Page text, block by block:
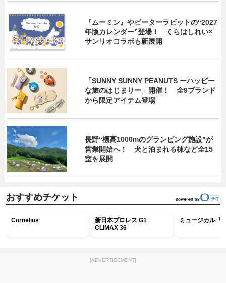
『ムーミン』やピーターラビットの“2027
年版カレンダー”登場！ くらはしれい×
サンリオコラボも新展開
「SUNNY SUNNY PEANUTS ーハッピー
な旅のはじまりー」開催！ 全9ブランド
から限定アイテム登場
長野“標高1000mのグランピング施設”が
営業開始へ！ 犬と泊まれる棟など全15
室を展開
おすすめチケット
Cornelius
新日本プロレス G1
CLIMAX 36
ミュージカル『
[ADVERTISEMENT]